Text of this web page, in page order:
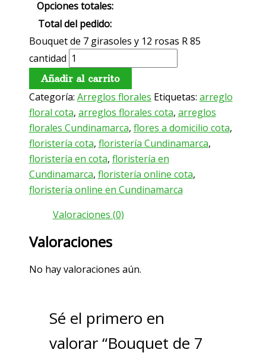
Opciones totales:
Total del pedido:
Bouquet de 7 girasoles y 12 rosas R 85
cantidad
Añadir al carrito
Categoría: Arreglos florales Etiquetas: arreglo
floral cota, arreglos florales cota, arreglos
florales Cundinamarca, flores a domicilio cota,
floristería cota, floristería Cundinamarca,
floristería en cota, floristería en
Cundinamarca, floristería online cota,
floristería online en Cundinamarca
Valoraciones (0)
Valoraciones
No hay valoraciones aún.
Sé el primero en
valorar “Bouquet de 7